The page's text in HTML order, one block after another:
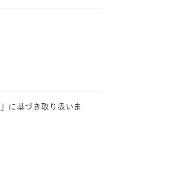
」に基づき取り扱いま